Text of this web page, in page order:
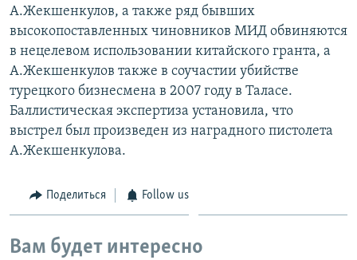
А.Жекшенкулов, а также ряд бывших
высокопоставленных чиновников МИД обвиняются
в нецелевом использовании китайского гранта, а
А.Жекшенкулов также в соучастии убийстве
турецкого бизнесмена в 2007 году в Таласе.
Баллистическая экспертиза установила, что
выстрел был произведен из наградного пистолета
А.Жекшенкулова.
Поделиться Follow us
Вам будет интересно